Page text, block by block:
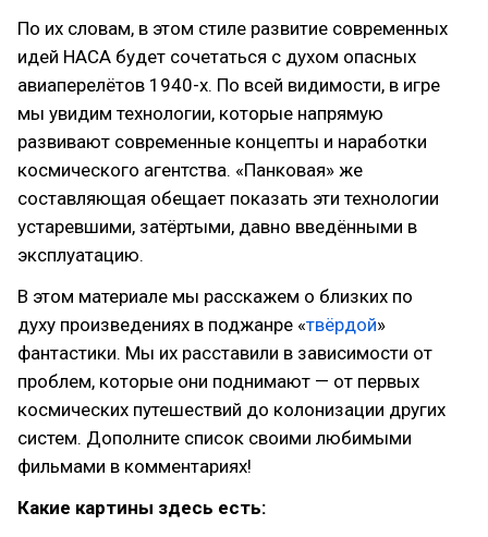
По их словам, в этом стиле развитие современных
идей НАСА будет сочетаться с духом опасных
авиаперелётов 1940-х. По всей видимости, в игре
мы увидим технологии, которые напрямую
развивают современные концепты и наработки
космического агентства. «Панковая» же
составляющая обещает показать эти технологии
устаревшими, затёртыми, давно введёнными в
эксплуатацию.
В этом материале мы расскажем о близких по
духу произведениях в поджанре «твёрдой»
фантастики. Мы их расставили в зависимости от
проблем, которые они поднимают — от первых
космических путешествий до колонизации других
систем. Дополните список своими любимыми
фильмами в комментариях!
Какие картины здесь есть: